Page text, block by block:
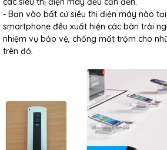
- Bạn vào bất cứ siêu thị điện máy nào
smartphone đều xuất hiện các bàn trải
nhiệm vụ bảo vệ, chống mất trộm cho
trên đó.